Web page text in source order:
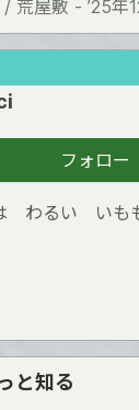
/ 荒屋敷 - ’25年
フォロー
わるい いも
と知る